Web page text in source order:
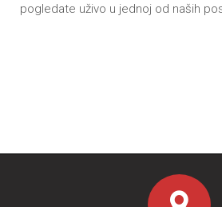
pogledate uživo u jednoj od naših